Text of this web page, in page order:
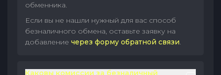
обменника.
Если вы не нашли нужный для вас способ
безналичного обмена, оставьте заявку на
добавление через форму обратной связи.
Каковы комиссии за безналичный